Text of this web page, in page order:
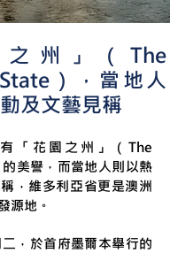
之州」（The
），當地人
及文藝見稱
「花園之州」（The
美譽，而當地人則以熱
，維多利亞省更是澳洲
源地。
，於首府墨爾本舉行的